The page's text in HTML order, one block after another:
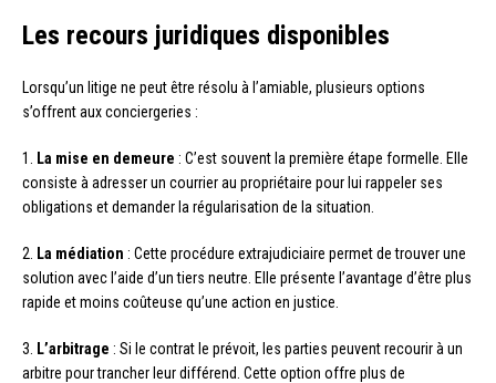
Les recours juridiques disponibles
Lorsqu’un litige ne peut être résolu à l’amiable, plusieurs options
s’offrent aux conciergeries :
1. La mise en demeure : C’est souvent la première étape formelle. Elle
consiste à adresser un courrier au propriétaire pour lui rappeler ses
obligations et demander la régularisation de la situation.
2. La médiation : Cette procédure extrajudiciaire permet de trouver une
solution avec l’aide d’un tiers neutre. Elle présente l’avantage d’être plus
rapide et moins coûteuse qu’une action en justice.
3. L’arbitrage : Si le contrat le prévoit, les parties peuvent recourir à un
arbitre pour trancher leur différend. Cette option offre plus de